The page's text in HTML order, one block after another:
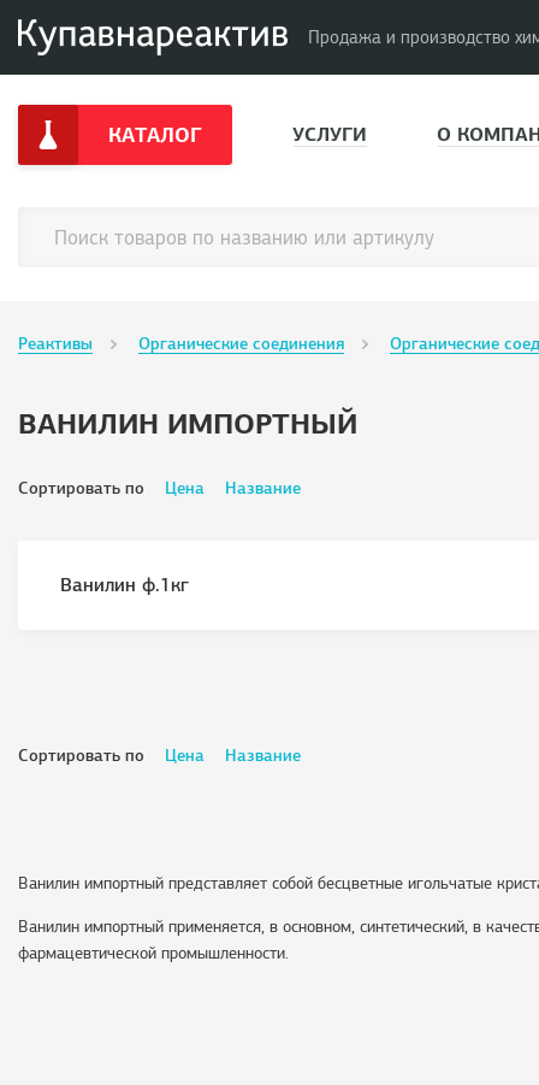
Продажа и производство
КАТАЛОГ УСЛУГИ О
Реактивы Органические соединения Органические
ВАНИЛИН ИМПОРТНЫЙ
Сортировать по Цена Название
Ванилин ф.1кг
Сортировать по Цена Название
Ванилин импортный представляет собой бесцветные игольчатые
Ванилин импортный применяется, в основном, синтетический, в
фармацевтической промышленности.